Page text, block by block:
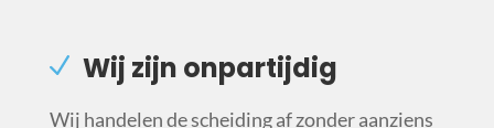
Wij zijn onpartijdig
Wij handelen de scheiding af zonder aanziens